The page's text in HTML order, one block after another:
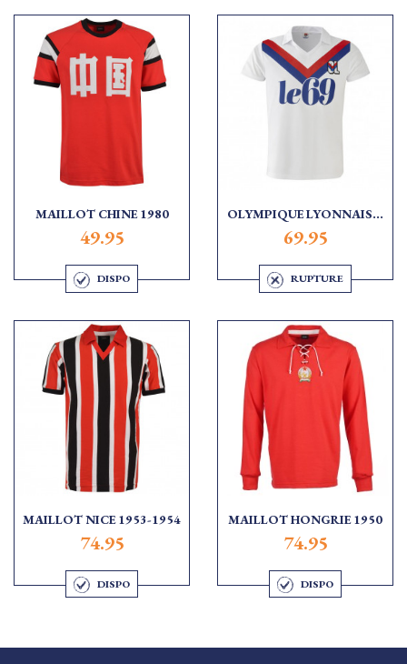
MAILLOT CHINE 1980
49.95
DISPO
OLYMPIQUE LYONNAIS...
69.95
RUPTURE
MAILLOT NICE 1953-1954
74.95
DISPO
MAILLOT HONGRIE 1950
74.95
DISPO